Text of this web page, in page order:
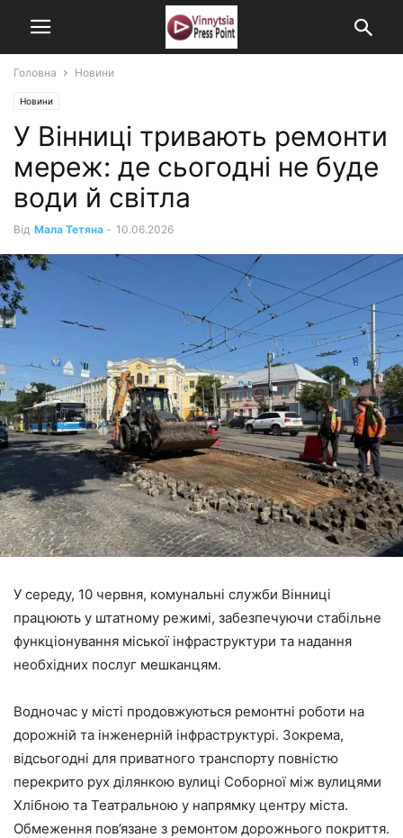
Головна Новини
Новини
У Вінниці тривають ремонти
мереж: де сьогодні не буде
води й світла
Від Мала Тетяна - 10.06.2026
У середу, 10 червня, комунальні служби Вінниці
працюють у штатному режимі, забезпечуючи стабільне
функціонування міської інфраструктури та надання
необхідних послуг мешканцям.
Водночас у місті продовжуються ремонтні роботи на
дорожній та інженерній інфраструктурі. Зокрема,
відсьогодні для приватного транспорту повністю
перекрито рух ділянкою вулиці Соборної між вулицями
Хлібною та Театральною у напрямку центру міста.
Обмеження пов’язане з ремонтом дорожнього покриття.